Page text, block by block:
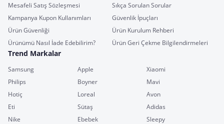
Mesafeli Satış Sözleşmesi
Sıkça Sorulan Sorular
Kampanya Kupon Kullanımları
Güvenlik İpuçları
Ürün Güvenliği
Ürün Kurulum Rehberi
Ürünümü Nasıl İade Edebilirim?
Ürün Geri Çekme Bilgilendirmeleri
Trend Markalar
Samsung Apple
Xiaomi
Philips
Boyner
Mavi
Hotiç
Loreal
Avon
Eti
Sütaş
Adidas
Nike
Ebebek
Sleepy